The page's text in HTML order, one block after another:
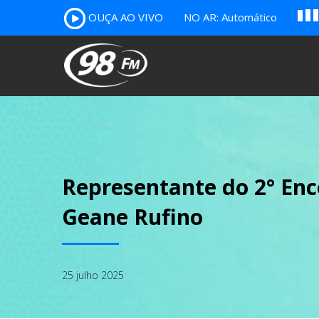
OUÇA AO VIVO NO AR: Automático B c
Representante do 2°
Geane Rufino
25 julho 2025